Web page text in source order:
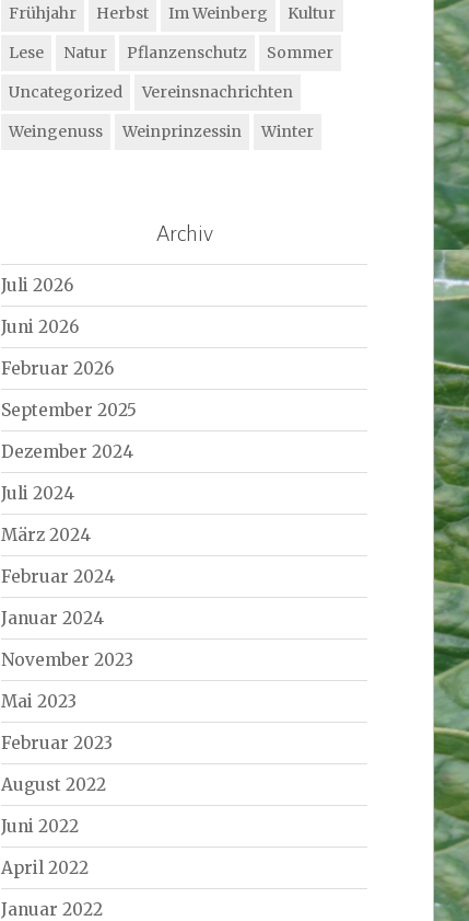
Frühjahr Herbst Im Weinberg
Kultur
Lese
Natur Pflanzenschutz
Sommer
Uncategorized
Vereinsnachrichten
Weingenuss
Weinprinzessin Winter
Archiv
Juli 2026
Juni 2026
Februar 2026
September 2025
Dezember 2024
Juli 2024
März 2024
Februar 2024
Januar 2024
November 2023
Mai 2023
Februar 2023
August 2022
Juni 2022
April 2022
Januar 2022